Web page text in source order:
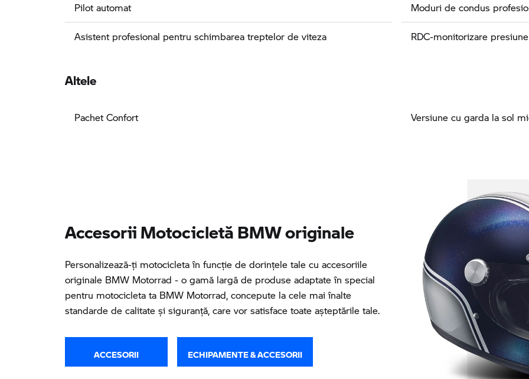
Pilot automat
Asistent profesional pentru schimbarea treptelor de viteza
Moduri de condus
RDC-monitorizare
Altele
Pachet Confort Versiune cu garda la sol
Accesorii Motocicletă BMW originale
Personalizează-ţi motocicleta în funcţie de dorinţele tale cu accesoriile
originale BMW Motorrad - o gamă largă de produse adaptate în special
pentru motocicleta ta BMW Motorrad, concepute la cele mai înalte
standarde de calitate și siguranță, care vor satisface toate așteptările tale.
ACCESORII ECHIPAMENTE & ACCESORII